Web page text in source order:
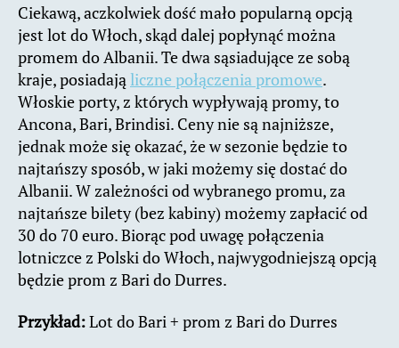
Ciekawą, aczkolwiek dość mało popularną opcją
jest lot do Włoch, skąd dalej popłynąć można
promem do Albanii. Te dwa sąsiadujące ze sobą
kraje, posiadająliczne połączenia promowe.
Włoskie porty, z których wypływają promy, to
Ancona, Bari, Brindisi. Ceny nie są najniższe,
jednak może się okazać, że w sezonie będzie to
najtańszy sposób, w jaki możemy się dostać do
Albanii. W zależności od wybranego promu, za
najtańsze bilety (bez kabiny) możemy zapłacić od
30 do 70 euro. Biorąc pod uwagę połączenia
lotniczce z Polski do Włoch, najwygodniejszą opcją
będzie prom z Bari do Durres.
Przykład:Lot do Bari + prom z Bari do Durres